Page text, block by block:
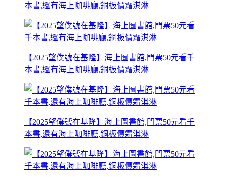
本書,還有海上咖啡廳,銅板價霜淇淋
【2025望僕號在基隆】海上圖書館,門票50元看千
本書,還有海上咖啡廳,銅板價霜淇淋
【2025望僕號在基隆】海上圖書館,門票50元看千
本書,還有海上咖啡廳,銅板價霜淇淋